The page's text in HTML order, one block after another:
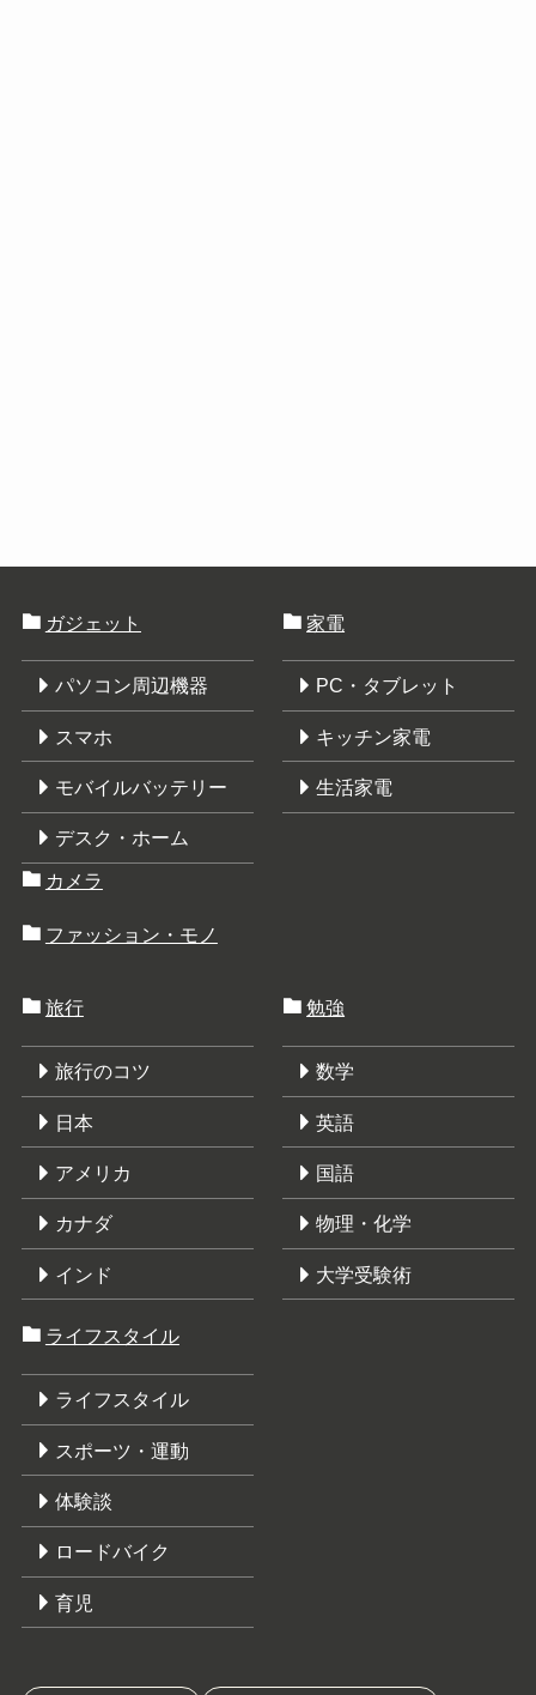
ガジェット
パソコン周辺機器
スマホ
モバイルバッテリー
デスク・ホーム
家電
PC・タブレット
キッチン家電
生活家電
カメラ
ファッション・モノ
旅行
旅行のコツ
日本
アメリカ
カナダ
インド
勉強
数学
英語
国語
物理・化学
大学受験術
ライフスタイル
ライフスタイル
スポーツ・運動
体験談
ロードバイク
育児